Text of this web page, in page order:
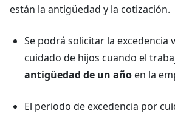
están la antigüedad y la cotización.
Se podrá solicitar la excedencia
cuidado de hijos cuando el
antigüedad de un año en la
El periodo de excedencia por